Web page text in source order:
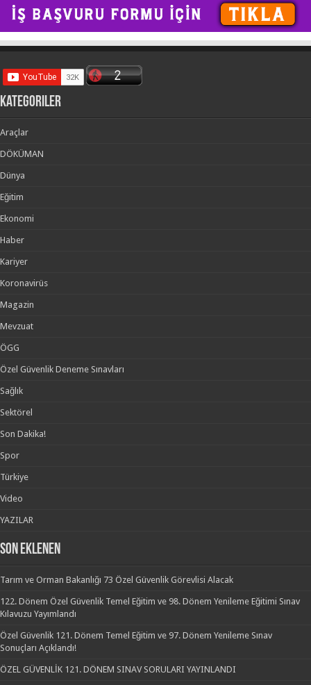
kategoriler
Araçlar
DÖKÜMAN
Dünya
Eğitim
Ekonomi
Haber
Kariyer
Koronavirüs
Magazin
Mevzuat
ÖGG
Özel Güvenlik Deneme Sınavları
Sağlık
Sektörel
Son Dakika!
Spor
Türkiye
Video
YAZILAR
SON EKLENEN
Tarım ve Orman Bakanlığı 73 Özel Güvenlik Görevlisi Alacak
122. Dönem Özel Güvenlik Temel Eğitim ve 98. Dönem Yenileme Eğitimi Sınav
Kılavuzu Yayımlandı
Özel Güvenlik 121. Dönem Temel Eğitim ve 97. Dönem Yenileme Sınav
Sonuçları Açıklandı!
ÖZEL GÜVENLİK 121. DÖNEM SINAV SORULARI YAYINLANDI